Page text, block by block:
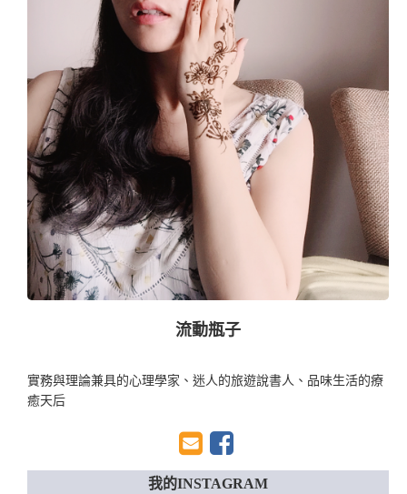
流動瓶子
實務與理論兼具的心理學家、迷人的旅遊說書人、品味生活的療
癒天后
我的INSTAGRAM